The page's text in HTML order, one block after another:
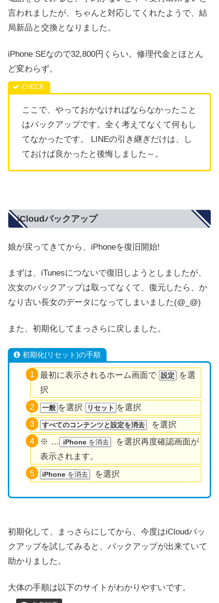
言われましたが、ちゃんと対応してくれたようで、結
局新品と交換となりました。
iPhone SEなので32,800円くらい。修理代金とほとん
ど変わらず。
ここで、やっておかなければならなかったこと
はバックアップです。全く考えてなくて何もし
てなかったです。 LINEの引き継ぎだけは、し
ておけば良かったと後悔しました～。
iCloudバックアップ
娘が戻ってきてから、iPhoneを復旧開始!
まずは、iTunesにつないで復旧しようとしましたが、
次女のバックアップは取ってなくて、復元したら、か
なり古い長女のデータになってしまいました(@_@)
また、初期化してまっさらに戻しました。
初期化(リセット)の手順
最初に表示されるホーム画面で 設定
を選
択
一般 を選択 リセット を選択
すべてのコンテンツと設定を消去
を選択
※ …
iPhoneを消去
を選択再度確認画面が
表示されます。
iPhoneを消去 を選択
初期化して、まっさらにしてから、今度はiCloudバッ
クアップを試してみると、バックアップが出来ていて
助かりました。
大体の手順は以下のサイトがわかりやすいです。